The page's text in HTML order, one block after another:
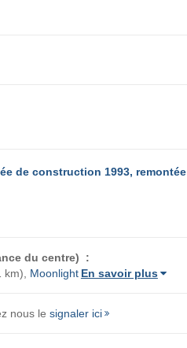
de construction 1993, remontée
du centre) :
km), Moonlight En savoir plus
nous le signaler ici